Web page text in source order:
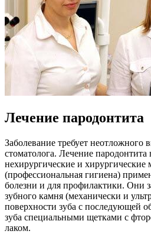
Лечение пародонтита
Заболевание требует неотложного
стоматолога. Лечение пародонтита
нехирургические и
(профессиональная гигиена)
болезни и для профилактики. Они
зубного камня (механически и
поверхности зуба с последующей
зуба специальными щетками с
лаком.